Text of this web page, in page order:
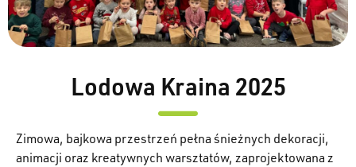
Lodowa Kraina 2025
Zimowa, bajkowa przestrzeń pełna śnieżnych dekoracji,
animacji oraz kreatywnych warsztatów, zaprojektowana z